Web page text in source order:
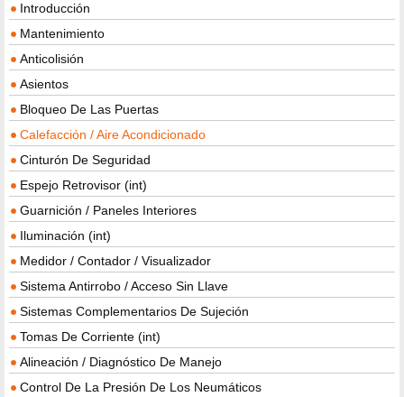
Introducción
Mantenimiento
Anticolisión
Asientos
Bloqueo De Las Puertas
Calefacción / Aire Acondicionado
Cinturón De Seguridad
Espejo Retrovisor (int)
Guarnición / Paneles Interiores
Iluminación (int)
Medidor / Contador / Visualizador
Sistema Antirrobo / Acceso Sin Llave
Sistemas Complementarios De Sujeción
Tomas De Corriente (int)
Alineación / Diagnóstico De Manejo
Control De La Presión De Los Neumáticos